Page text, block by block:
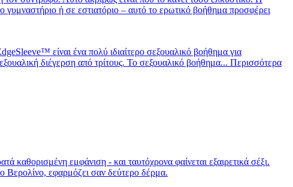
ή σε εστιατόριο – αυτό το ερωτικό βοήθημα προσφέρει
είναι ένα πολύ ιδιαίτερο σεξουαλικό βοήθημα για
διέγερση από τρίτους. Το σεξουαλικό βοήθημα... Περισσότερα
εμφάνιση - και ταυτόχρονα φαίνεται εξαιρετικά σέξι.
Βερολίνο, εφαρμόζει σαν δεύτερο δέρμα.